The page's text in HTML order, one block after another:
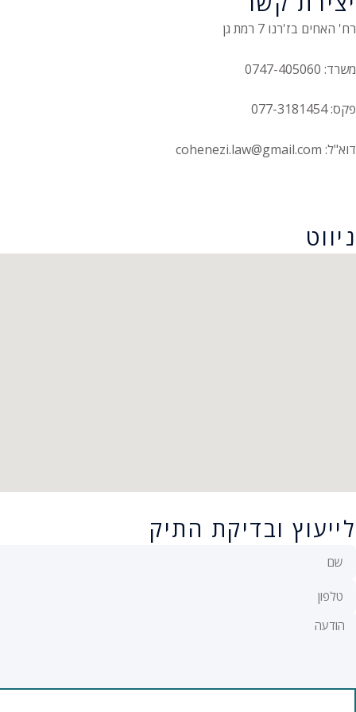
רח' האחים בז'רנו 7 רמת גן
משרד: 0747-405060
פקס: 077-3181454
דוא"ל: cohenezi.law@gmail.com
ניווט
לייעוץ ובדיקת התיק